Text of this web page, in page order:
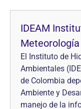
IDEAM
El Instituto de
Ambientales
de Colombia
Ambiente y
manejo de la